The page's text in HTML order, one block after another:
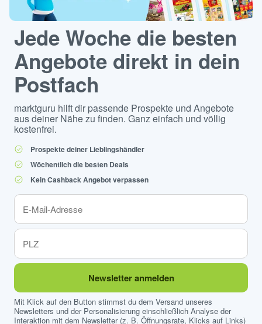
Jede Woche die besten
Angebote direkt in dein
Postfach
marktguru hilft dir passende Prospekte und Angebote
aus deiner Nähe zu finden. Ganz einfach und völlig
kostenfrei.
Prospekte deiner Lieblingshändler
Wöchentlich die besten Deals
Kein Cashback Angebot verpassen
Newsletter anmelden
Mit Klick auf den Button stimmst du dem Versand unseres
Newsletters und der Personalisierung einschließlich Analyse der
Interaktion mit dem Newsletter (z. B. Öffnungsrate, Klicks auf Links)